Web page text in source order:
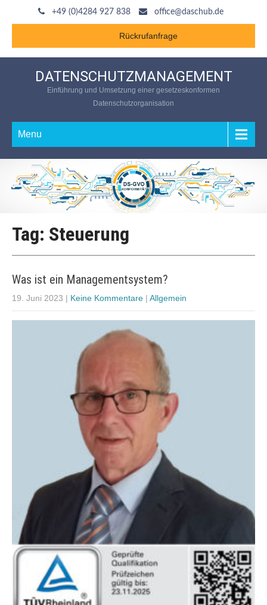
+49 (0)4284 927 838 office@daschub.de
Rückrufanfrage
DATENSCHUTZMANAGEMENT
Einführung und Umsetzung einer gesetzeskonformen
Datenschutzorganisation
Menu
Tag: Steuerung
Was ist ein Managementsystem?
19. Juni 2023 | Keine Kommentare | Allgemein